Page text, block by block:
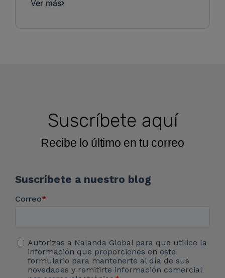
Ver más
Suscríbete aquí
Recibe lo último en tu correo